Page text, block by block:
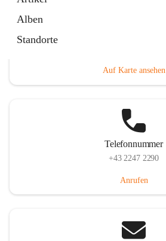
Alben
Standorte
Auf Karte ansehen
Telefonnummer
+43 2247 2290
Anrufen